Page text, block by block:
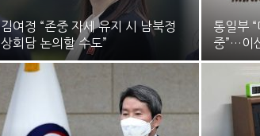
김여정 “존중 자세 유지 시 남북정
상회담 논의할 수도”
통일부
중”…이